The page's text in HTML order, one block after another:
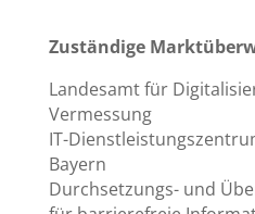
Zuständige
Landesamt für
Vermessung
IT-
Bayern
Durchsetzungs- und